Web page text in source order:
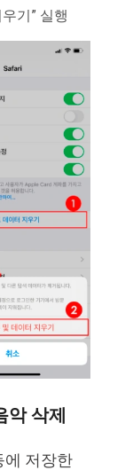
기” 실행
삭제
에 저장한